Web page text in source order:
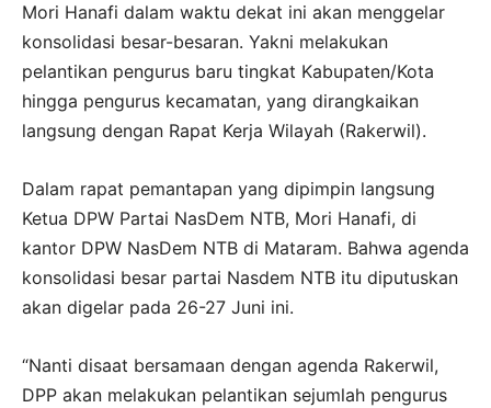
Mori Hanafi dalam waktu dekat ini akan menggelar
konsolidasi besar-besaran. Yakni melakukan
pelantikan pengurus baru tingkat Kabupaten/Kota
hingga pengurus kecamatan, yang dirangkaikan
langsung dengan Rapat Kerja Wilayah (Rakerwil).
Dalam rapat pemantapan yang dipimpin langsung
Ketua DPW Partai NasDem NTB, Mori Hanafi, di
kantor DPW NasDem NTB di Mataram. Bahwa agenda
konsolidasi besar partai Nasdem NTB itu diputuskan
akan digelar pada 26-27 Juni ini.
“Nanti disaat bersamaan dengan agenda Rakerwil,
DPP akan melakukan pelantikan sejumlah pengurus